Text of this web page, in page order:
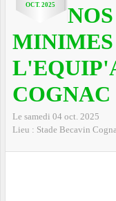
OCT. 2025
COGNAC
Le samedi 04 oct. 2025
Lieu : Stade Becavin